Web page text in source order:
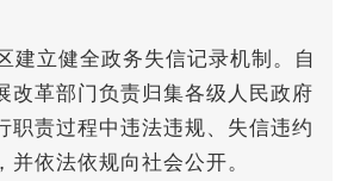
立健全政务失信记录机制。自
改革部门负责归集各级人民政府
职责过程中违法违规、失信违约
并依法依规向社会公开。